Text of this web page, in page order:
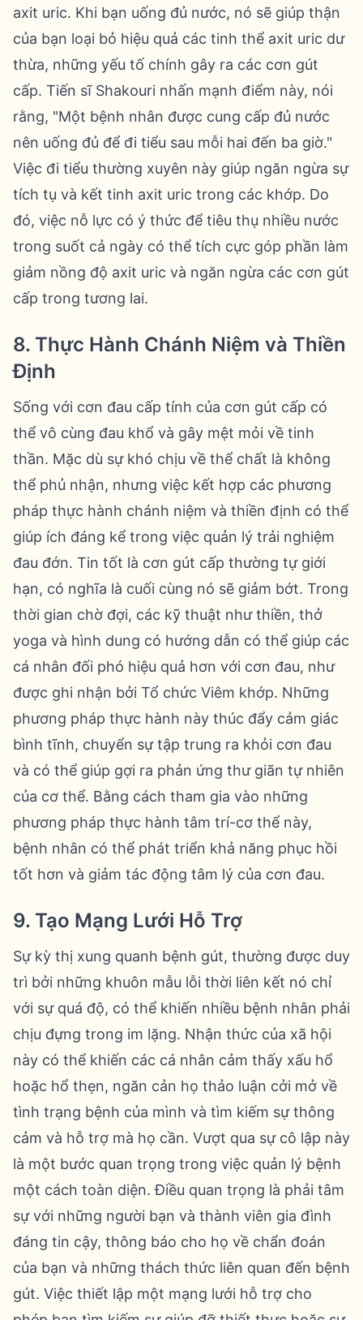
axit uric. Khi bạn uống đủ nước, nó sẽ giúp thận
của bạn loại bỏ hiệu quả các tinh thể axit uric dư
thừa, những yếu tố chính gây ra các cơn gút
cấp. Tiến sĩ Shakouri nhấn mạnh điểm này, nói
rằng, "Một bệnh nhân được cung cấp đủ nước
nên uống đủ để đi tiểu sau mỗi hai đến ba giờ."
Việc đi tiểu thường xuyên này giúp ngăn ngừa sự
tích tụ và kết tinh axit uric trong các khớp. Do
đó, việc nỗ lực có ý thức để tiêu thụ nhiều nước
trong suốt cả ngày có thể tích cực góp phần làm
giảm nồng độ axit uric và ngăn ngừa các cơn gút
cấp trong tương lai.
8. Thực Hành Chánh Niệm và Thiền
Định
Sống với cơn đau cấp tính của cơn gút cấp có
thể vô cùng đau khổ và gây mệt mỏi về tinh
thần. Mặc dù sự khó chịu về thể chất là không
thể phủ nhận, nhưng việc kết hợp các phương
pháp thực hành chánh niệm và thiền định có thể
giúp ích đáng kể trong việc quản lý trải nghiệm
đau đớn. Tin tốt là cơn gút cấp thường tự giới
hạn, có nghĩa là cuối cùng nó sẽ giảm bớt. Trong
thời gian chờ đợi, các kỹ thuật như thiền, thở
yoga và hình dung có hướng dẫn có thể giúp các
cá nhân đối phó hiệu quả hơn với cơn đau, như
được ghi nhận bởi Tổ chức Viêm khớp. Những
phương pháp thực hành này thúc đẩy cảm giác
bình tĩnh, chuyển sự tập trung ra khỏi cơn đau
và có thể giúp gợi ra phản ứng thư giãn tự nhiên
của cơ thể. Bằng cách tham gia vào những
phương pháp thực hành tâm trí-cơ thể này,
bệnh nhân có thể phát triển khả năng phục hồi
tốt hơn và giảm tác động tâm lý của cơn đau.
9. Tạo Mạng Lưới Hỗ Trợ
Sự kỳ thị xung quanh bệnh gút, thường được duy
trì bởi những khuôn mẫu lỗi thời liên kết nó chỉ
với sự quá độ, có thể khiến nhiều bệnh nhân phải
chịu đựng trong im lặng. Nhận thức của xã hội
này có thể khiến các cá nhân cảm thấy xấu hổ
hoặc hổ thẹn, ngăn cản họ thảo luận cởi mở về
tình trạng bệnh của mình và tìm kiếm sự thông
cảm và hỗ trợ mà họ cần. Vượt qua sự cô lập này
là một bước quan trọng trong việc quản lý bệnh
một cách toàn diện. Điều quan trọng là phải tâm
sự với những người bạn và thành viên gia đình
đáng tin cậy, thông báo cho họ về chẩn đoán
của bạn và những thách thức liên quan đến bệnh
gút. Việc thiết lập một mạng lưới hỗ trợ cho